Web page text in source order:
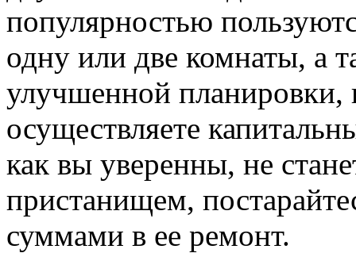
популярностью
одну или две комнаты, а
улучшенной планировки,
осуществляете
как вы уверенны, не
пристанищем,
суммами в ее ремонт.